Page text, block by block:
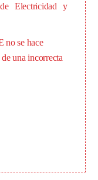
Electricidad y
no se hace
una incorrecta